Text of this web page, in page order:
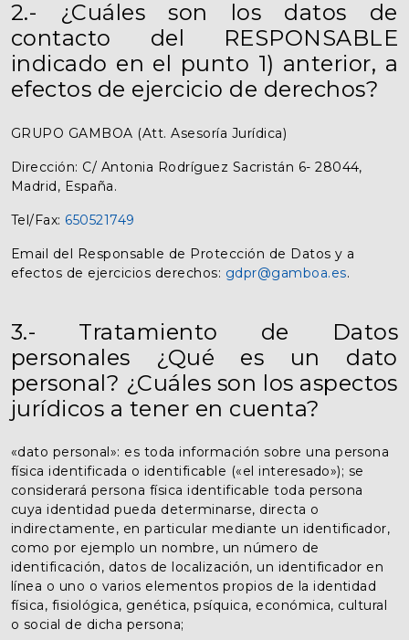
2.- ¿Cuáles son los datos de
contacto del RESPONSABLE
indicado en el punto 1) anterior, a
efectos de ejercicio de derechos?
GRUPO GAMBOA (Att. Asesoría Jurídica)
Dirección: C/ Antonia Rodríguez Sacristán 6- 28044,
Madrid, España.
Tel/Fax: 650521749
Email del Responsable de Protección de Datos y a
efectos de ejercicios derechos: gdpr@gamboa.es.
3.- Tratamiento de Datos
personales ¿Qué es un dato
personal? ¿Cuáles son los aspectos
jurídicos a tener en cuenta?
«dato personal»: es toda información sobre una persona
física identificada o identificable («el interesado»); se
considerará persona física identificable toda persona
cuya identidad pueda determinarse, directa o
indirectamente, en particular mediante un identificador,
como por ejemplo un nombre, un número de
identificación, datos de localización, un identificador en
línea o uno o varios elementos propios de la identidad
física, fisiológica, genética, psíquica, económica, cultural
o social de dicha persona;